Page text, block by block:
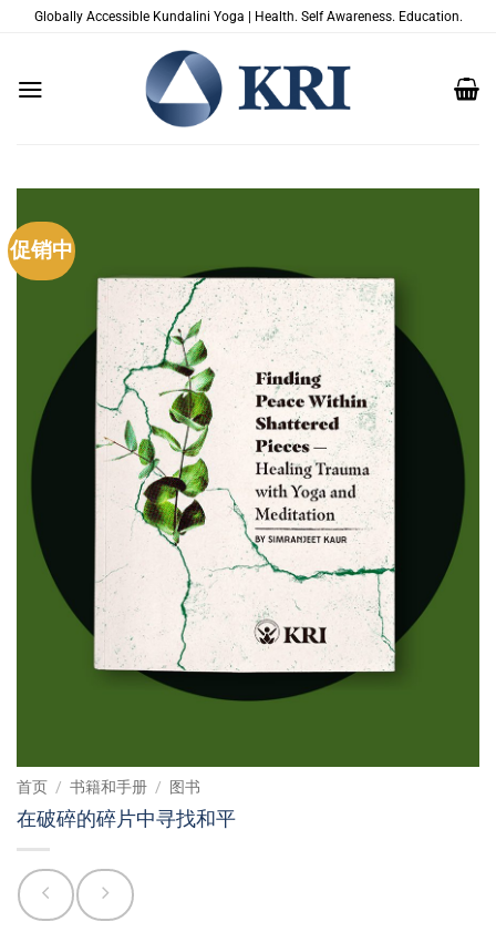
Globally Accessible Kundalini Yoga | Health. Self Awareness. Education.
促销中
首页 / 书籍和手册 / 图书
在破碎的碎片中寻找和平